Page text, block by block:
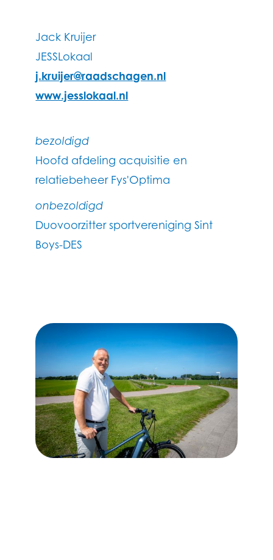
Jack Kruijer
JESSLokaal
j.kruijer@raadschagen.nl
www.jesslokaal.nl
bezoldigd
Hoofd afdeling acquisitie en
relatiebeheer Fys'Optima
onbezoldigd
Duovoorzitter sportvereniging Sint
Boys-DES